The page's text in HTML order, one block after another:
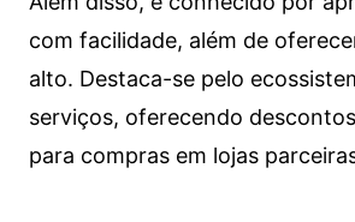
com facilidade, além de
alto. Destaca-se pelo
serviços, oferecendo
para compras em lojas